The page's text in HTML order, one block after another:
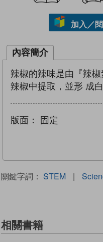
加入／
內容簡介
辣椒的辣味是由『辣
辣椒中提取，並形 成白
版面： 固定
關鍵字詞： STEM |
相關書籍